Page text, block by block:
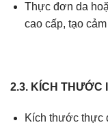
Thực đơn da
cao cấp, tạo
2.3. KÍCH THƯỚC
Kích thước thực